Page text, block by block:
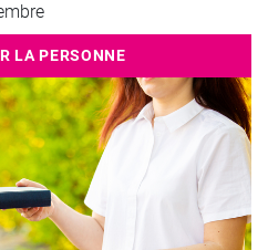
LA PERSONNE